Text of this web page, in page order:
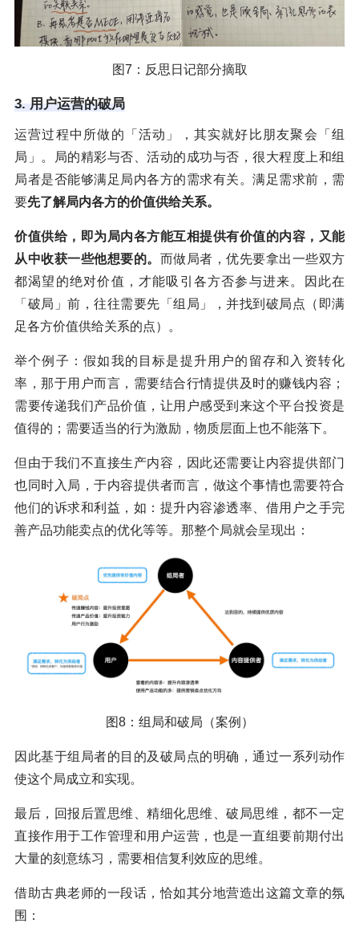
图7：反思日记部分摘取
3. 用户运营的破局
运营过程中所做的「活动」，其实就好比朋友聚会「组
局」。局的精彩与否、活动的成功与否，很大程度上和组
局者是否能够满足局内各方的需求有关。满足需求前，需
要先了解局内各方的价值供给关系。
价值供给，即为局内各方能互相提供有价值的内容，又能
从中收获一些他想要的。 而做局者，优先要拿出一些双方
都渴望的绝对价值，才能吸引各方否参与进来。因此在
「破局」前，往往需要先「组局」，并找到破局点（即满
足各方价值供给关系的点）。
举个例子：假如我的目标是提升用户的留存和入资转化
率，那于用户而言，需要结合行情提供及时的赚钱内容；
需要传递我们产品价值，让用户感受到来这个平台投资是
值得的；需要适当的行为激励，物质层面上也不能落下。
但由于我们不直接生产内容，因此还需要让内容提供部门
也同时入局，于内容提供者而言，做这个事情也需要符合
他们的诉求和利益，如：提升内容渗透率、借用户之手完
善产品功能卖点的优化等等。那整个局就会呈现出：
图8：组局和破局（案例）
因此基于组局者的目的及破局点的明确，通过一系列动作
使这个局成立和实现。
最后，回报后置思维、精细化思维、破局思维，都不一定
直接作用于工作管理和用户运营，也是一直组要前期付出
大量的刻意练习，需要相信复利效应的思维。
借助古典老师的一段话，恰如其分地营造出这篇文章的氛
围：